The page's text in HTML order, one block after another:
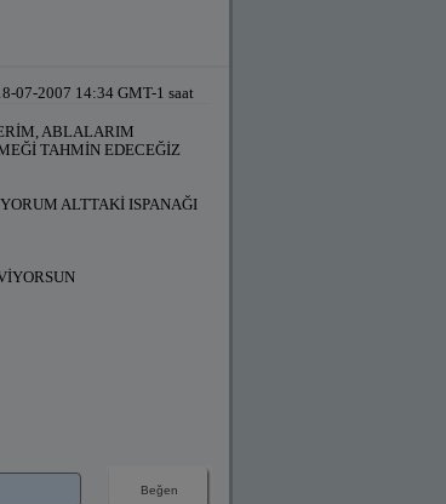
07-2007 14:34 GMT-1 saat
ABLALARIM
TAHMİN EDECEĞİZ
ALTTAKİ ISPANAĞI